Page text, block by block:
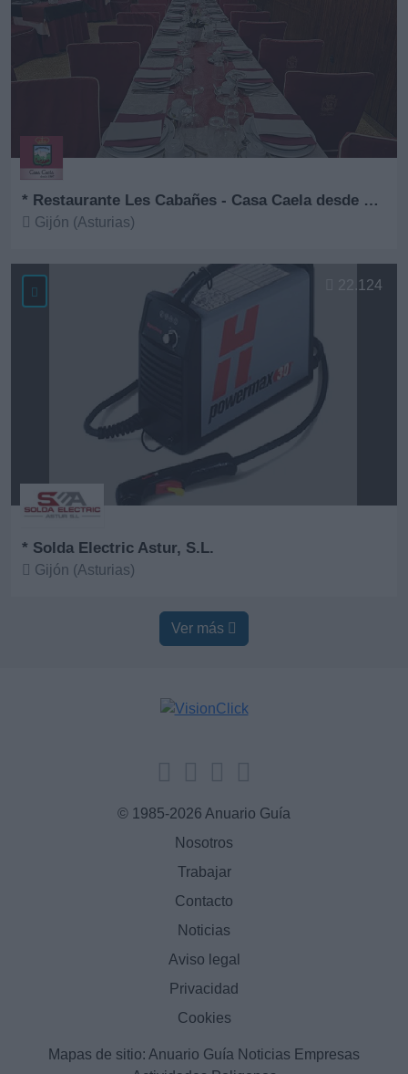
* Restaurante Les Cabañes - Casa Caela desde 1967
Gijón (Asturias)
* Solda Electric Astur, S.L.
Gijón (Asturias)
22.124
Ver más
© 1985-2026 Anuario Guía
Nosotros
Trabajar
Contacto
Noticias
Aviso legal
Privacidad
Cookies
Mapas de sitio: Anuario Guía Noticias Empresas